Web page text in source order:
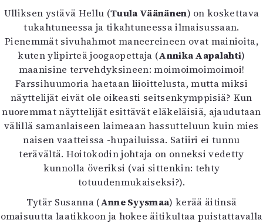
Ulliksen ystävä Hellu (Tuula Väänänen) on koskettava
tukahtuneessa ja tikahtuneessa ilmaisussaan.
Pienemmät sivuhahmot maneereineen ovat mainioita,
kuten ylipirteä joogaopettaja (Annika Aapalahti)
maanisine tervehdyksineen: moimoimoimoimoi!
Farssihuumoria haetaan liioittelusta, mutta miksi
näyttelijät eivät ole oikeasti seitsenkymppisiä? Kun
nuoremmat näyttelijät esittävät eläkeläisiä, ajaudutaan
välillä samanlaiseen laimeaan hassutteluun kuin mies
naisen vaatteissa -hupailuissa. Satiiri ei tunnu
terävältä. Hoitokodin johtaja on onneksi vedetty
kunnolla överiksi (vai sittenkin: tehty
totuudenmukaiseksi?).
Tytär Susanna (Anne Syysmaa) kerää äitinsä
omaisuutta laatikkoon ja hokee äitikultaa puistattavalla